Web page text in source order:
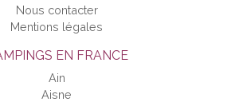
EN FRANCE
Ain
Aisne
Nous contacter
Mentions légales